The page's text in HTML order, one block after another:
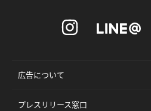
広告について
プレスリリース窓口